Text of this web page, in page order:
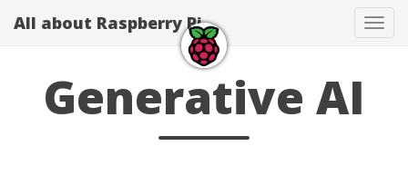
All about Raspberry Pi
Generative AI